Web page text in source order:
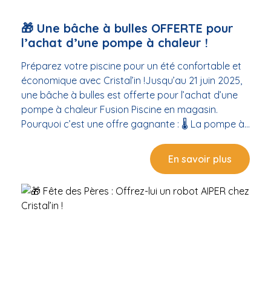
🎁 Une bâche à bulles OFFERTE pour
l’achat d’une pompe à chaleur !
Préparez votre piscine pour un été confortable et
économique avec Cristal’in !Jusqu’au 21 juin 2025,
une bâche à bulles est offerte pour l’achat d’une
pompe à chaleur Fusion Piscine en magasin.
Pourquoi c’est une offre gagnante : 🌡️ La pompe à
bâche à bulles conserve la chaleur et limite
l’évaporation 💸 Ensemble, vous réduisez vos coûts
d’entretien et gagnez en confort 📍 Offre valable
uniquement dans notre boutique de Balaruc-les-
Bains, dans la limite des stocks disponibles. ➡️
En savoir plus